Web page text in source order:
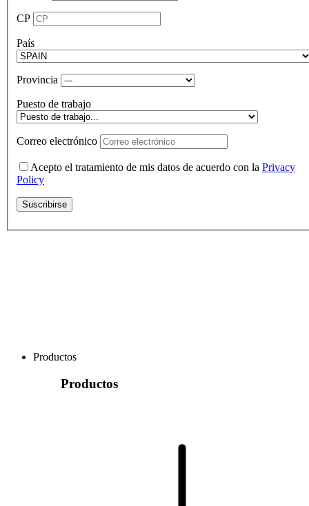
CP
País
Provincia
Puesto de trabajo
Correo electrónico
Acepto el tratamiento de mis datos de acuerdo con la Privacy
Policy
Suscribirse
Productos
Productos